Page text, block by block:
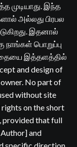
முடியாது. இந்த
அல்லது பிரபல
இதனால்
நாங்கள் பொறுப்பு
இத்தளத்தில்
and design of
No part of
without site
rights on the short
provided that full
and
specific direction